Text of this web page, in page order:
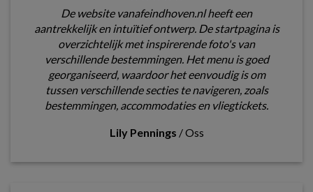
De website vanafeindhoven.nl heeft een
aantrekkelijk en intuïtief ontwerp. De startpagina is
overzichtelijk met inspirerende foto's van
verschillende bestemmingen. Het menu is goed
georganiseerd, waardoor het eenvoudig is om
tussen verschillende secties te navigeren, zoals
bestemmingen, accommodaties en vliegtickets.
Lily Pennings /Oss